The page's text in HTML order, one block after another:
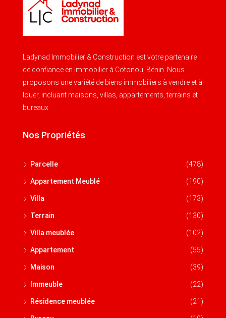
Ladynad Immobilier & Construction est votre partenaire
de confiance en immobilier à Cotonou, Bénin. Nous
proposons une variété de biens immobiliers à vendre et à
louer, incluant maisons, villas, appartements, terrains et
bureaux.
Nos Propriétés
Parcelle (478)
Appartement Meublé (190)
Villa (173)
Terrain (130)
Villa meublée (102)
Appartement (55)
Maison (39)
Immeuble (22)
Résidence meublée (21)